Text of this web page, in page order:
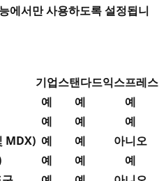
서만 사용하도록 설정됩니
기업스탠다드익스프레스
예 예
예
예 예
예
MDX) 예 예
아니오
예 예
예